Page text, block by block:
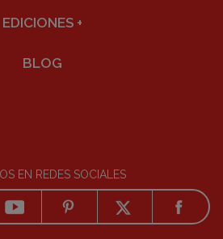
EDICIONES +
BLOG
EN REDES SOCIALES